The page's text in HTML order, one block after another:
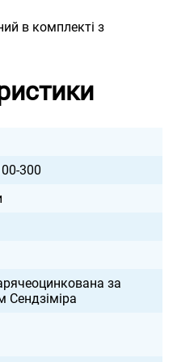
в комплекті з
300
за
Сендзіміра